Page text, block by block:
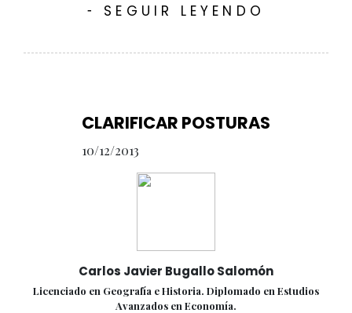
- SEGUIR LEYENDO
CLARIFICAR POSTURAS
10/12/2013
Carlos Javier Bugallo Salomón
Licenciado en Geografía e Historia. Diplomado en Estudios
Avanzados en Economía.